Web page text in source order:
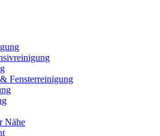
Fensterreinigung
Nähe